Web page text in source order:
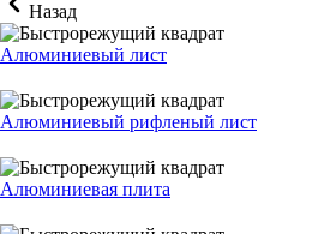
Назад
Алюминиевый лист
Алюминиевый рифленый лист
Алюминиевая плита